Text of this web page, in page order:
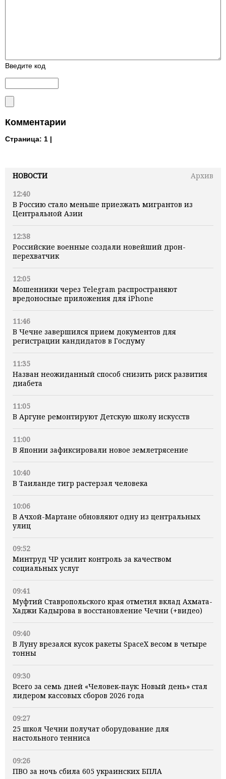
НОВОСТИ
Архив
12:40
В Россию стало меньше приезжать мигрантов из
Центральной Азии
12:38
Российские военные создали новейший дрон-
перехватчик
12:05
Мошенники через Telegram распространяют
вредоносные приложения для iPhone
11:46
В Чечне завершился прием документов для
регистрации кандидатов в Госдуму
11:35
Назван неожиданный способ снизить риск развития
диабета
11:05
В Аргуне ремонтируют Детскую школу искусств
11:00
В Японии зафиксировали новое землетрясение
10:40
В Таиланде тигр растерзал человека
10:06
В Ачхой-Мартане обновляют одну из центральных
улиц
09:52
Минтруд ЧР усилит контроль за качеством
социальных услуг
09:41
Муфтий Ставропольского края отметил вклад Ахмата-
Хаджи Кадырова в восстановление Чечни (+видео)
09:40
В Луну врезался кусок ракеты SpaceX весом в четыре
тонны
09:30
Всего за семь дней «Человек‑паук: Новый день» стал
лидером кассовых сборов 2026 года
09:27
25 школ Чечни получат оборудование для
настольного тенниса
09:26
ПВО за ночь сбила 605 украинских БПЛА
Введите код
Комментарии
Страница: 1 |